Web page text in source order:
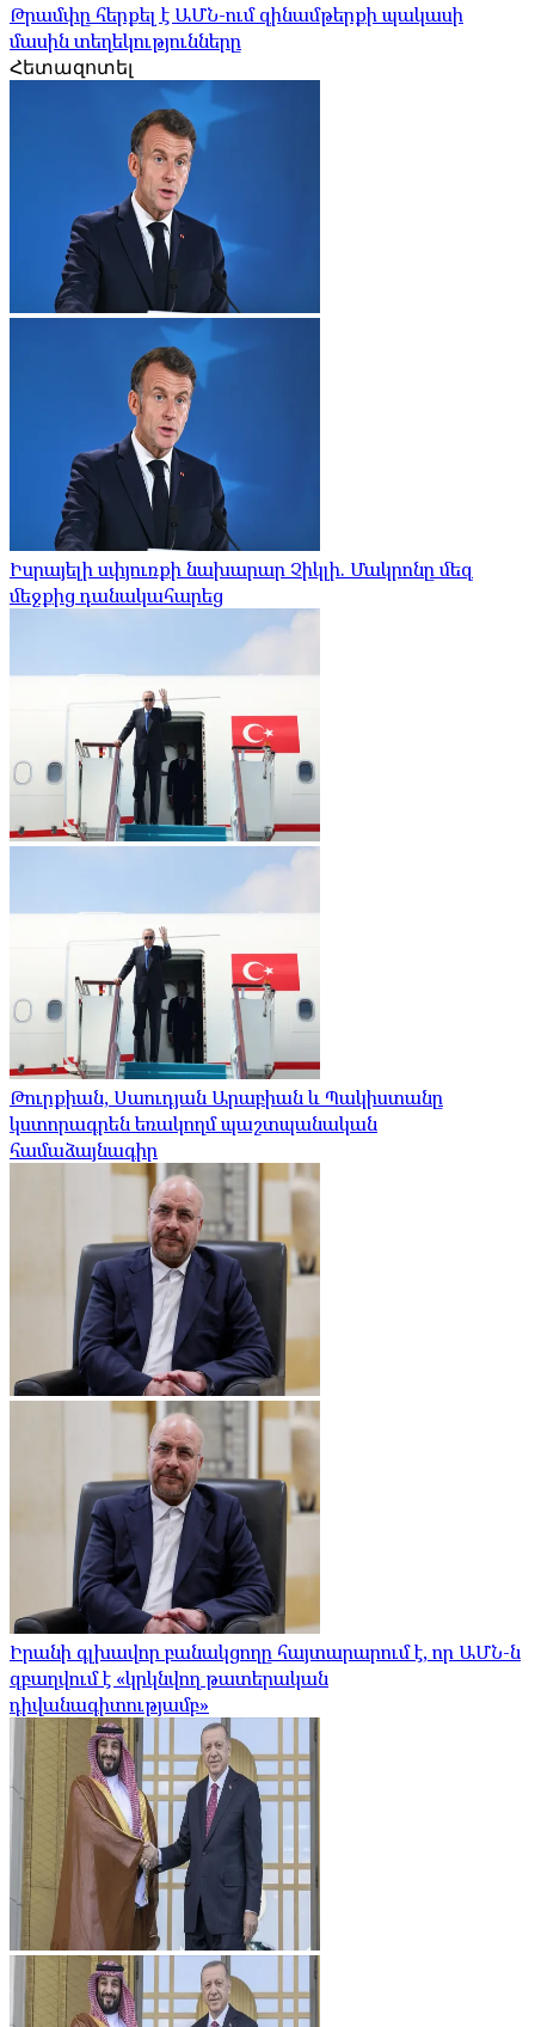
Թրամփը հերքել է ԱՄՆ-ում զինամթերքի պակասի
մասին տեղեկությունները
Հետազոտել
Իսրայելի սփյուռքի նախարար Չիկլի. Մակրոնը մեզ
մեջքից դանակահարեց
Թուրքիան, Սաուդյան Արաբիան և Պակիստանը
կստորագրեն եռակողմ պաշտպանական
համաձայնագիր
Իրանի գլխավոր բանակցողը հայտարարում է, որ ԱՄՆ-ն
զբաղվում է «կրկնվող թատերական
դիվանագիտությամբ»